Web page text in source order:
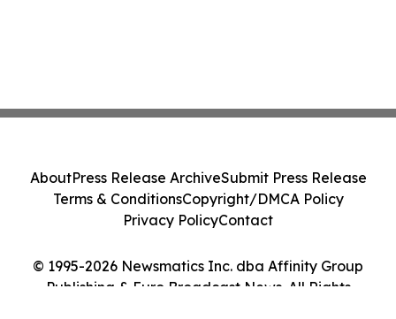
© 1995-2026 Newsmatics Inc. dba Affinity Group
Publishing & Euro Broadcast News. All Rights
AboutPress Release ArchiveSubmit Press Release
Terms & ConditionsCopyright/DMCA Policy
Privacy PolicyContact